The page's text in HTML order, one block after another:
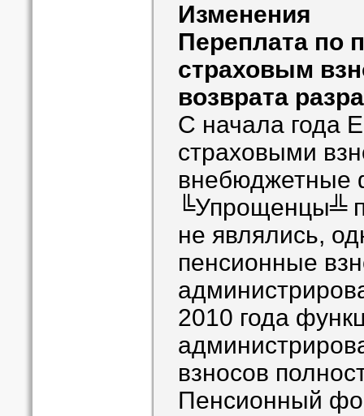
Изменения
Переплата по
страховым
возврата
С начала года
страховыми
внебюджетные
╚Упрощенцы╩
не являлись,
пенсионные
2010 года
взносов
Пенсионный